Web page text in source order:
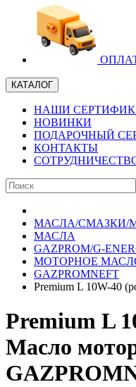
КАТАЛОГ
НАШИ
НОВИНКИ
ПОДАРОЧНЫЙ
КОНТАКТЫ
МАСЛА/СМАЗКИ/
МАСЛА
GAZPROM/G-
МОТОРНОЕ
GAZPROMNEFT
Premium L 10W-40
Premium L
Масло